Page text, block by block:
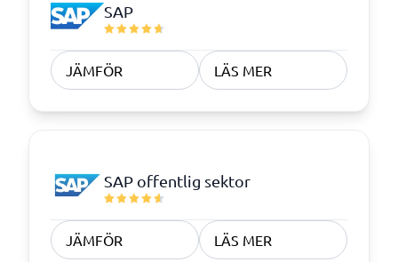
SAP
JÄMFÖR LÄS MER
SAP offentlig sektor
JÄMFÖR LÄS MER